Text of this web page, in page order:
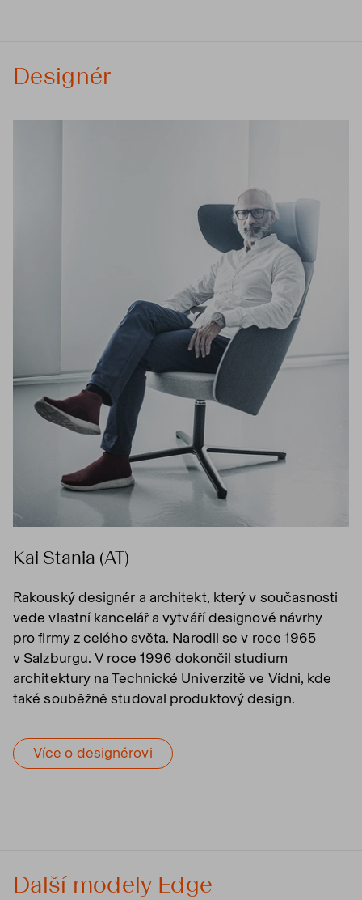
Designér
Kai Stania (AT)
Rakouský designér a architekt, který v současnosti
vede vlastní kancelář a vytváří designové návrhy
pro firmy z celého světa. Narodil se v roce 1965
v Salzburgu. V roce 1996 dokončil studium
architektury na Technické Univerzitě ve Vídni, kde
také souběžně studoval produktový design.
Více o designérovi
Další modely Edge